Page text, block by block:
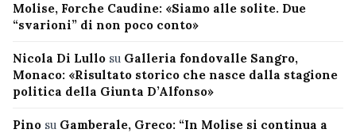
Molise, Forche Caudine: «Siamo alle solite. Due
“svarioni” di non poco conto»
Nicola Di Lullo su Galleria fondovalle Sangro,
Monaco: «Risultato storico che nasce dalla stagione
politica della Giunta D’Alfonso»
Pino su Gamberale, Greco: “In Molise si continua a